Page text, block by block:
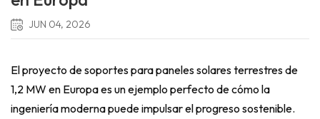
JUN 04, 2026
El proyecto de soportes para paneles solares terrestres de
1,2 MW en Europa es un ejemplo perfecto de cómo la
ingeniería moderna puede impulsar el progreso sostenible.